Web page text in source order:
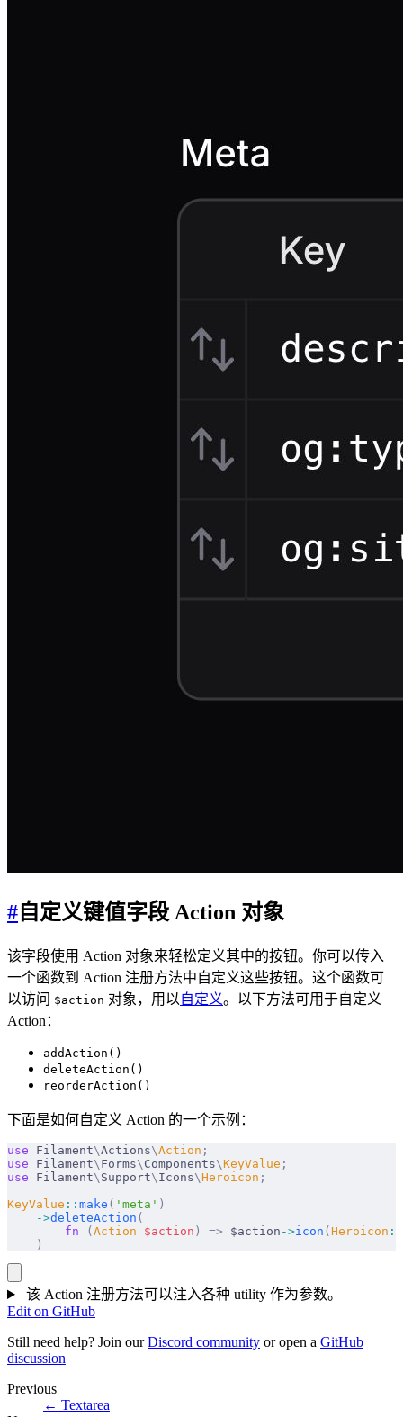
# 自定义键值字段 Action 对象
该字段使用 Action 对象来轻松定义其中的按钮。你可以传入
一个函数到 Action 注册方法中自定义这些按钮。这个函数可
以访问 $action 对象，用以自定义。以下方法可用于自定义
Action：
addAction()
deleteAction()
reorderAction()
下面是如何自定义 Action 的一个示例：
use Filament\Actions\Action ;
use Filament\ Forms\ Components\KeyValue ;
use Filament\ Support\ Icons\Heroicon ;
KeyValue :: make ( 'meta' )
    ->
deleteAction (
        fn
( Action $action ) => $action ->icon ( Heroicon ::
    )
该 Action 注册方法可以注入各种 utility 作为参数。
Edit on GitHub
Still need help? Join ourDiscord community or open a GitHub
discussion
Previous
← Textarea